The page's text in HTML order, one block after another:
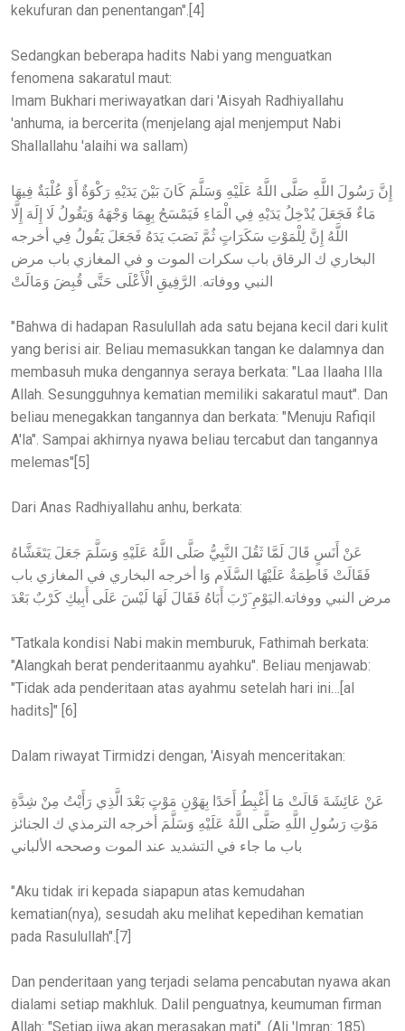
kekufuran dan penentangan".[4]
Sedangkan beberapa hadits Nabi yang menguatkan
fenomena sakaratul maut:
Imam Bukhari meriwayatkan dari 'Aisyah Radhiyallahu
'anhuma, ia bercerita (menjelang ajal menjemput Nabi
Shallallahu 'alaihi wa sallam)
إِنَّ رَسُولَ اللَّهِ صَلَّى اللَّهُ عَلَيْهِ وَسَلَّمَ كَانَ بَيْنَ يَدَيْهِ رَكْوَةٌ أَوْ عُلْبَةٌ فِيهَا
مَاءٌ فَجَعَلَ يُدْخِلُ يَدَيْهِ فِي الْمَاءِ فَيَمْسَحُ بِهِمَا وَجْهَهُ وَيَقُولُ لَا إِلَهَ إِلَّا
اللَّهُ إِنَّ لِلْمَوْتِ سَكَرَاتٍ ثُمَّ نَصَبَ يَدَهُ فَجَعَلَ يَقُولُ فِي أخرجه
البخاري ك الرقاق باب سكرات الموت و في المغازي باب مرض
النبي ووفاته. الرَّفِيقِ الْأَعْلَى حَتَّى قُبِضَ وَمَالَتْ
"Bahwa di hadapan Rasulullah ada satu bejana kecil dari kulit
yang berisi air. Beliau memasukkan tangan ke dalamnya dan
membasuh muka dengannya seraya berkata: "Laa Ilaaha Illa
Allah. Sesungguhnya kematian memiliki sakaratul maut". Dan
beliau menegakkan tangannya dan berkata: "Menuju Rafiqil
A'la". Sampai akhirnya nyawa beliau tercabut dan tangannya
melemas"[5]
Dari Anas Radhiyallahu anhu, berkata:
عَنْ أَنَسٍ قَالَ لَمَّا ثَقُلَ النَّبِيُّ صَلَّى اللَّهُ عَلَيْهِ وَسَلَّمَ جَعَلَ يَتَغَشَّاهُ
فَقَالَتْ فَاطِمَةُ عَلَيْهَا السَّلَام وَا أخرجه البخاري في المغازي باب
مرض النبي ووفاته.اليَوْمِ َرْبَ أَبَاهُ فَقَالَ لَهَا لَيْسَ عَلَى أَبِيكِ كَرْبٌ بَعْدَ
"Tatkala kondisi Nabi makin memburuk, Fathimah berkata:
"Alangkah berat penderitaanmu ayahku". Beliau menjawab:
"Tidak ada penderitaan atas ayahmu setelah hari ini…[al
hadits]" [6]
Dalam riwayat Tirmidzi dengan, 'Aisyah menceritakan:
عَنْ عَائِشَةَ قَالَتْ مَا أَغْبِطُ أَحَدًا بِهَوْنِ مَوْتٍ بَعْدَ الَّذِي رَأَيْتُ مِنْ شِدَّةِ
مَوْتِ رَسُولِ اللَّهِ صَلَّى اللَّهُ عَلَيْهِ وَسَلَّمَ أخرجه الترمذي ك الجنائز
باب ما جاء في التشديد عند الموت وصححه الألباني
"Aku tidak iri kepada siapapun atas kemudahan
kematian(nya), sesudah aku melihat kepedihan kematian
pada Rasulullah".[7]
Dan penderitaan yang terjadi selama pencabutan nyawa akan
dialami setiap makhluk. Dalil penguatnya, keumuman firman
Allah: "Setiap jiwa akan merasakan mati". (Ali 'Imran: 185).